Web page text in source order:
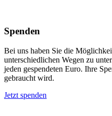
Spenden
Bei uns haben Sie die
unterschiedlichen Wegen zu
jeden gespendeten Euro. Ihre
gebraucht wird.
Jetzt spenden